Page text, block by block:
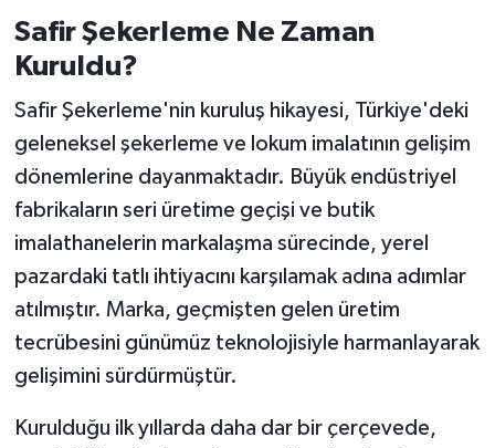
Safir Şekerleme Ne Zaman
Kuruldu?
Safir Şekerleme'nin kuruluş hikayesi, Türkiye'deki
geleneksel şekerleme ve lokum imalatının gelişim
dönemlerine dayanmaktadır. Büyük endüstriyel
fabrikaların seri üretime geçişi ve butik
imalathanelerin markalaşma sürecinde, yerel
pazardaki tatlı ihtiyacını karşılamak adına adımlar
atılmıştır. Marka, geçmişten gelen üretim
tecrübesini günümüz teknolojisiyle harmanlayarak
gelişimini sürdürmüştür.
Kurulduğu ilk yıllarda daha dar bir çerçevede,